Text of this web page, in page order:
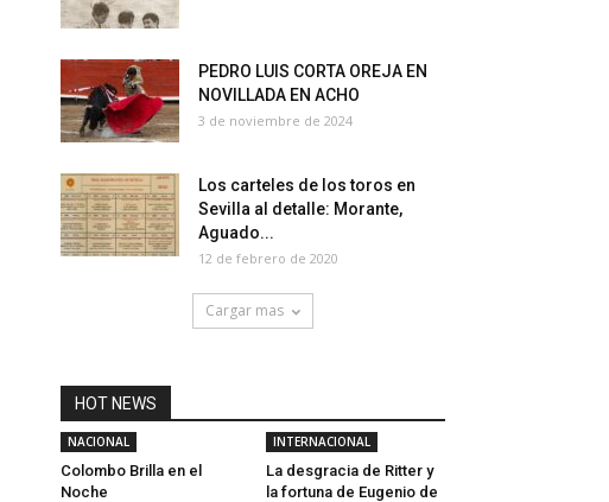
PEDRO LUIS CORTA OREJA EN
NOVILLADA EN ACHO
3 de noviembre de 2024
Los carteles de los toros en
Sevilla al detalle: Morante,
Aguado...
12 de febrero de 2020
Cargar mas
HOT NEWS
NACIONAL
Colombo Brilla en el
Noche
INTERNACIONAL
La desgracia de Ritter y
la fortuna de Eugenio de